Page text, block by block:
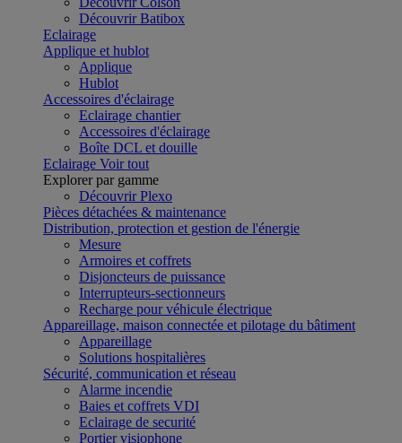
Découvrir Batibox
Eclairage
Applique et hublot
Applique
Hublot
Accessoires d'éclairage
Eclairage chantier
Accessoires d'éclairage
Boîte DCL et douille
Eclairage Voir tout
Explorer par gamme
Découvrir Plexo
Pièces détachées & maintenance
Distribution, protection et gestion de l'énergie
Mesure
Armoires et coffrets
Disjoncteurs de puissance
Interrupteurs-sectionneurs
Recharge pour véhicule électrique
Appareillage, maison connectée et pilotage du bâtiment
Appareillage
Solutions hospitalières
Sécurité, communication et réseau
Alarme incendie
Baies et coffrets VDI
Eclairage de securité
Portier visiophone